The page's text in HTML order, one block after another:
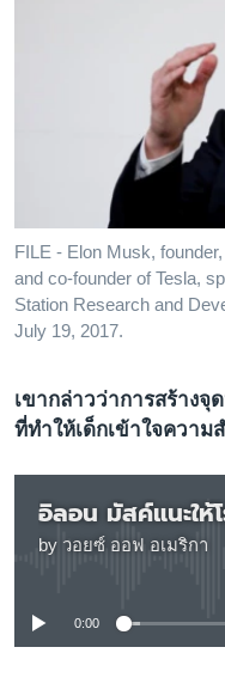
เรียนรู้ภาษาอังกฤษ
ติดตามเรา
FILE - Elon Musk,
and co-founder of Tesla,
Station Research and
July 19, 2017.
เขากล่าวว่าการสร้างจุ
ที่ทำให้เด็กเข้าใจควา
by วอยซ์ ออฟ อเมริกา
No media
0:00